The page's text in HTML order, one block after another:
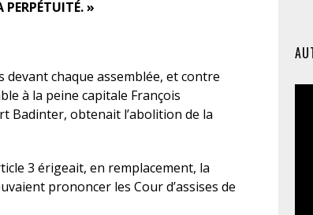
PERPÉTUITÉ. »
devant chaque assemblée, et contre
à la peine capitale François
Badinter, obtenait l’abolition de la
3 érigeait, en remplacement, la
prononcer les Cour d’assises de